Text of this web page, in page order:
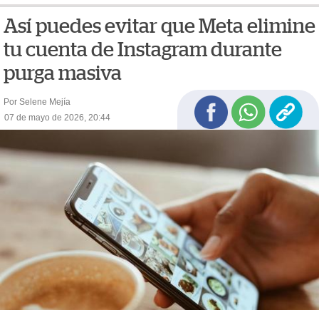
Así puedes evitar que Meta elimine
tu cuenta de Instagram durante
purga masiva
Por Selene Mejía
07 de mayo de 2026, 20:44